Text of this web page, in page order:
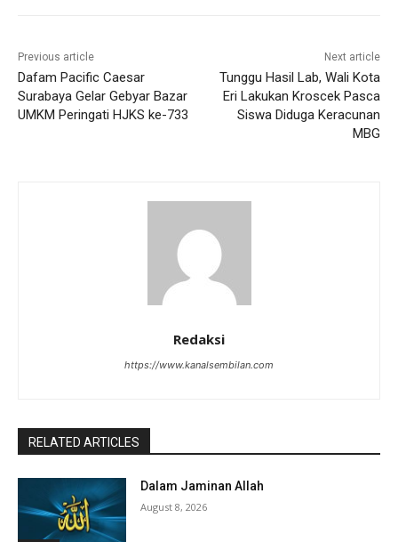
Previous article
Dafam Pacific Caesar
Surabaya Gelar Gebyar Bazar
UMKM Peringati HJKS ke-733
Next article
Tunggu Hasil Lab, Wali Kota
Eri Lakukan Kroscek Pasca
Siswa Diduga Keracunan
MBG
Redaksi
https://www.kanalsembilan.com
RELATED ARTICLES
Dalam Jaminan Allah
August 8, 2026